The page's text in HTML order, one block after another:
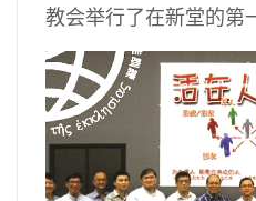
教会举行了在新堂的第